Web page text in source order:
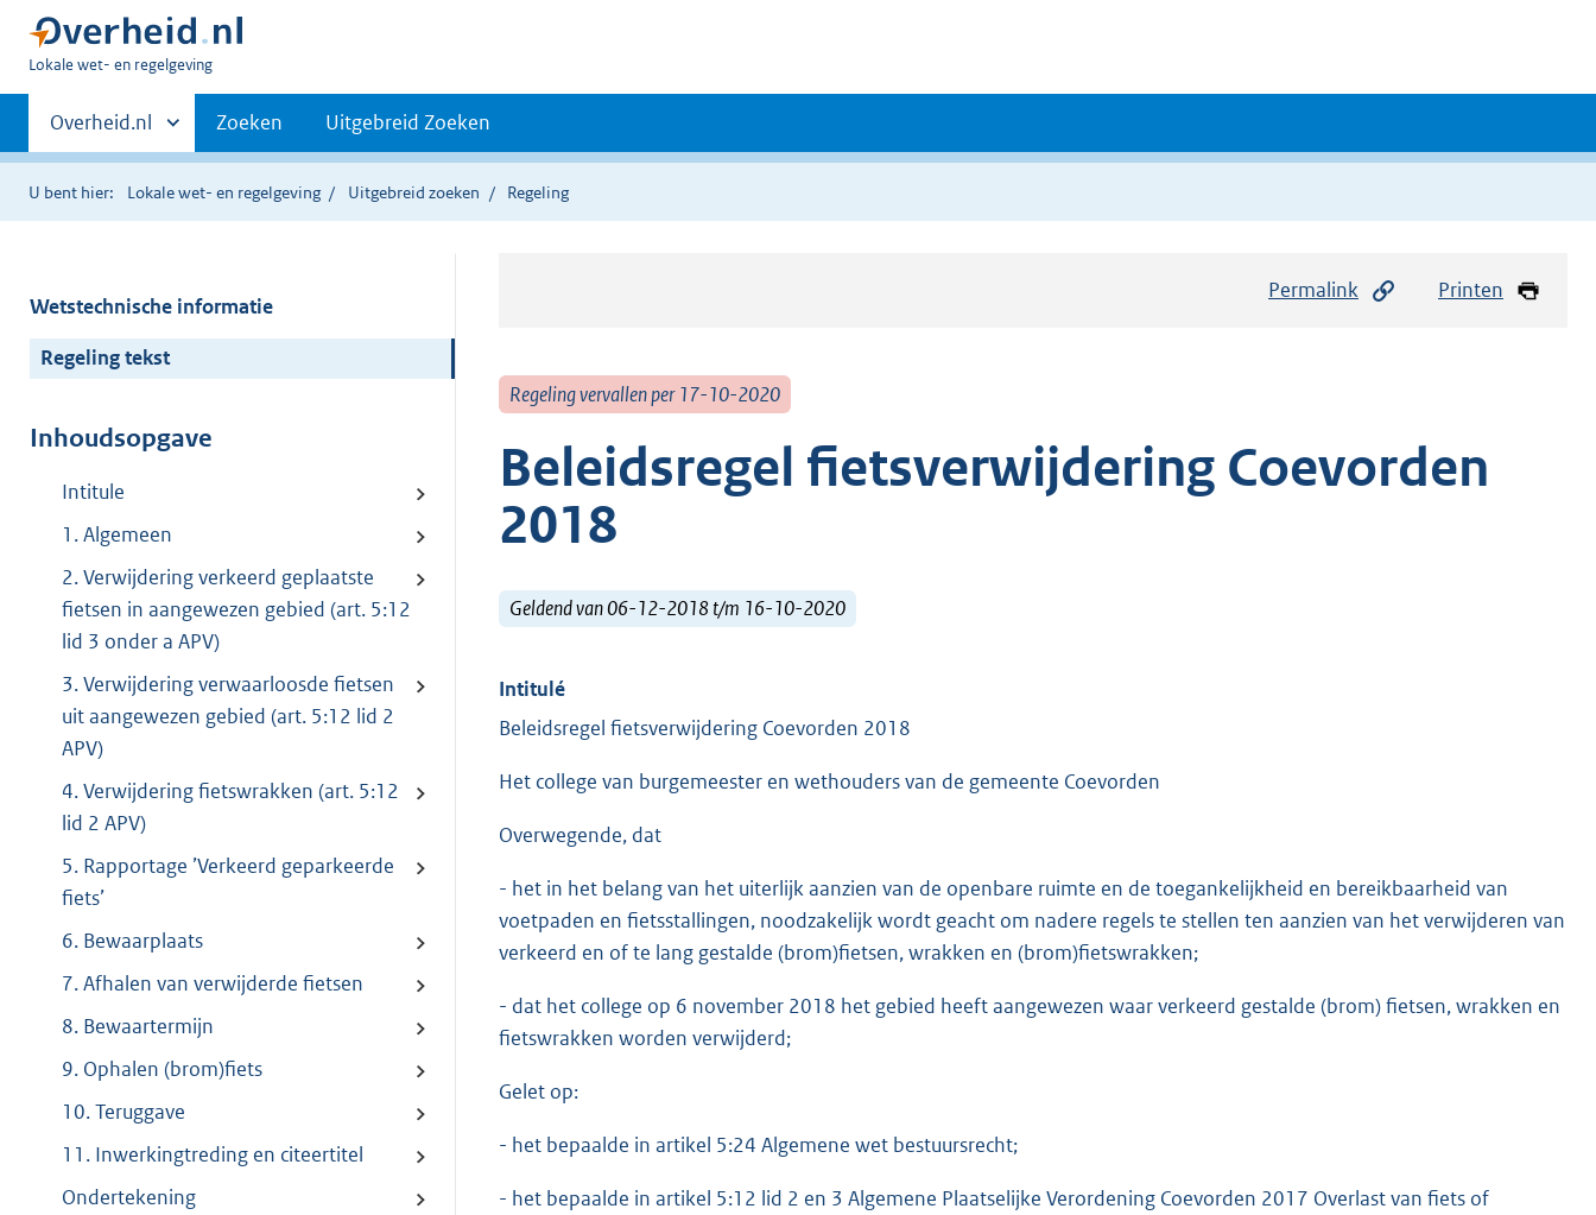
U
hier:
Lokale wet- en regelgeving
Primaire
navigatie
Andere
sites
binnen
Overheid.nl Zoeken Uitgebreid Zoeken
U bent hier: Lokale wet- en regelgeving Uitgebreid zoeken Regeling
Wetstechnische informatie
Regeling tekst
Inhoudsopgave
Intitule
1. Algemeen
2. Verwijdering verkeerd geplaatste
fietsen in aangewezen gebied (art. 5:12
lid 3 onder a APV)
3. Verwijdering verwaarloosde fietsen
uit aangewezen gebied (art. 5:12 lid 2
APV)
4. Verwijdering fietswrakken (art. 5:12
lid 2 APV)
5. Rapportage ’Verkeerd geparkeerde
fiets’
6. Bewaarplaats
7. Afhalen van verwijderde fietsen
8. Bewaartermijn
9. Ophalen (brom)fiets
10. Teruggave
11. Inwerkingtreding en citeertitel
Ondertekening
Permalink Printen
Regeling vervallen per 17-10-2020
Beleidsregel fietsverwijdering Coevorden
2018
Geldend van 06-12-2018 t/m 16-10-2020
Intitulé
Beleidsregel fietsverwijdering Coevorden 2018
Het college van burgemeester en wethouders van de gemeente Coevorden
Overwegende, dat
- het in het belang van het uiterlijk aanzien van de openbare ruimte en de toegankelijkheid en bereikbaarheid van
voetpaden en fietsstallingen, noodzakelijk wordt geacht om nadere regels te stellen ten aanzien van het verwijderen van
verkeerd en of te lang gestalde (brom)fietsen, wrakken en (brom)fietswrakken;
- dat het college op 6 november 2018 het gebied heeft aangewezen waar verkeerd gestalde (brom) fietsen, wrakken en
fietswrakken worden verwijderd;
Gelet op:
- het bepaalde in artikel 5:24 Algemene wet bestuursrecht;
- het bepaalde in artikel 5:12 lid 2 en 3 Algemene Plaatselijke Verordening Coevorden 2017 Overlast van fiets of